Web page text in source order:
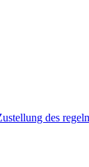
des